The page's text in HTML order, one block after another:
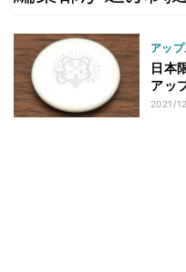
アッ
日本
アッ
2021/